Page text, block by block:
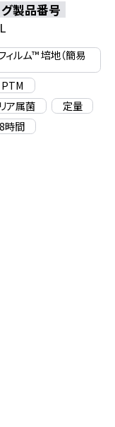
製品番号
ィルム™ 培地（簡易
ア属菌
定量
時間